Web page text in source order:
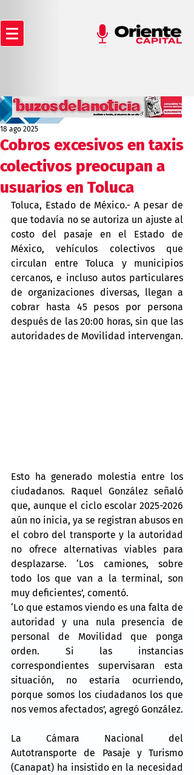
Cobros excesivos en taxis
colectivos preocupan a
usuarios en Toluca
18 ago 2025
Toluca, Estado de México.- A pesar de
que todavía no se autoriza un ajuste al
costo del pasaje en el Estado de
México, vehículos colectivos que
circulan entre Toluca y municipios
cercanos, e incluso autos particulares
de organizaciones diversas, llegan a
cobrar hasta 45 pesos por persona
después de las 20:00 horas, sin que las
autoridades de Movilidad intervengan.
Esto ha generado molestia entre los
ciudadanos. Raquel González señaló
que, aunque el ciclo escolar 2025-2026
aún no inicia, ya se registran abusos en
el cobro del transporte y la autoridad
no ofrece alternativas viables para
desplazarse. ‘Los camiones, sobre
todo los que van a la terminal, son
muy deficientes’, comentó.
‘Lo que estamos viendo es una falta de
autoridad y una nula presencia de
personal de Movilidad que ponga
orden. Si las instancias
correspondientes supervisaran esta
situación, no estaría ocurriendo,
porque somos los ciudadanos los que
nos vemos afectados’, agregó González.
La Cámara Nacional del
Autotransporte de Pasaje y Turismo
(Canapat) ha insistido en la necesidad